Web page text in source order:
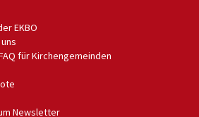
EKBO
für Kirchengemeinden
Newsletter